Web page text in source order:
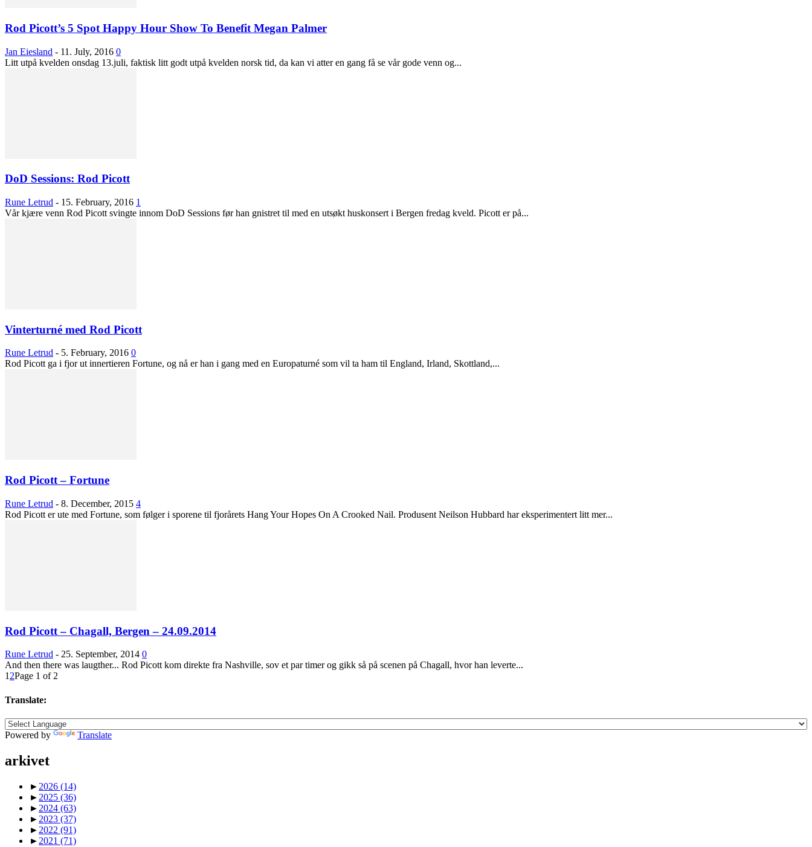
Rod Picott’s 5 Spot Happy Hour Show To Benefit Megan Palmer
Jan Eiesland - 11. July, 2016 0
Litt utpå kvelden onsdag 13.juli, faktisk litt godt utpå kvelden norsk tid, da kan vi atter en gang få se vår gode venn og...
DoD Sessions: Rod Picott
Rune Letrud - 15. February, 2016 1
Vår kjære venn Rod Picott svingte innom DoD Sessions før han gnistret til med en utsøkt huskonsert i Bergen fredag kveld. Picott er på...
Vinterturné med Rod Picott
Rune Letrud - 5. February, 2016 0
Rod Picott ga i fjor ut innertieren Fortune, og nå er han i gang med en Europaturné som vil ta ham til England, Irland, Skottland,...
Rod Picott – Fortune
Rune Letrud - 8. December, 2015 4
Rod Picott er ute med Fortune, som følger i sporene til fjorårets Hang Your Hopes On A Crooked Nail. Produsent Neilson Hubbard har eksperimentert litt mer...
Rod Picott – Chagall, Bergen – 24.09.2014
Rune Letrud - 25. September, 2014 0
And then there was laugther... Rod Picott kom direkte fra Nashville, sov et par timer og gikk så på scenen på Chagall, hvor han leverte...
1 2Page 1 of 2
Translate:
Powered by Translate
arkivet
► 2026 (14)
► 2025 (36)
► 2024 (63)
► 2023 (37)
► 2022 (91)
► 2021 (71)